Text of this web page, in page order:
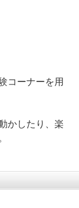
コーナーを用
かしたり、楽